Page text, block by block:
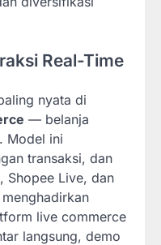
Real-Time
nyata di
— belanja
Model ini
transaksi, dan
Shopee Live, dan
live commerce
langsung, demo